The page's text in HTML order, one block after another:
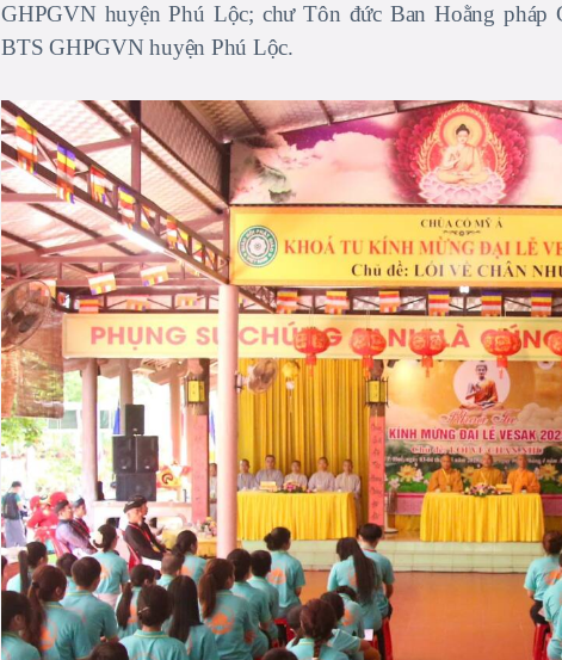
GHPGVN huyện Phú Lộc; chư Tôn đức Ban Hoằng
BTS GHPGVN huyện Phú Lộc.